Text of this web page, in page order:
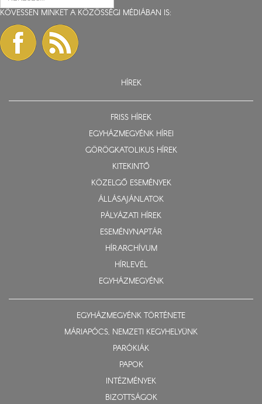
KÖVESSEN MINKET A KÖZÖSSÉGI MÉDIÁBAN IS:
HÍREK
FRISS HÍREK
EGYHÁZMEGYÉNK HÍREI
GÖRÖGKATOLIKUS HÍREK
KITEKINTŐ
KÖZELGŐ ESEMÉNYEK
ÁLLÁSAJÁNLATOK
PÁLYÁZATI HÍREK
ESEMÉNYNAPTÁR
HÍRARCHÍVUM
HÍRLEVÉL
EGYHÁZMEGYÉNK
EGYHÁZMEGYÉNK TÖRTÉNETE
MÁRIAPÓCS, NEMZETI KEGYHELYÜNK
PARÓKIÁK
PAPOK
INTÉZMÉNYEK
BIZOTTSÁGOK